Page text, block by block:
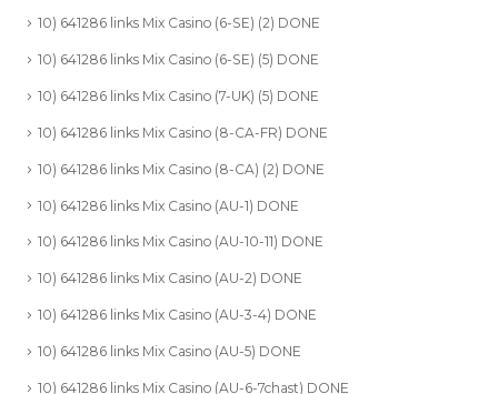
10) 641286 links Mix Casino (6-SE) (2) DONE
10) 641286 links Mix Casino (6-SE) (5) DONE
10) 641286 links Mix Casino (7-UK) (5) DONE
10) 641286 links Mix Casino (8-CA-FR) DONE
10) 641286 links Mix Casino (8-CA) (2) DONE
10) 641286 links Mix Casino (AU-1) DONE
10) 641286 links Mix Casino (AU-10-11) DONE
10) 641286 links Mix Casino (AU-2) DONE
10) 641286 links Mix Casino (AU-3-4) DONE
10) 641286 links Mix Casino (AU-5) DONE
10) 641286 links Mix Casino (AU-6-7chast) DONE